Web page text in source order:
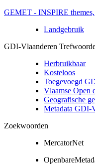
GEMET - INSPIRE
Landgebruik
GDI-Vlaanderen
Herbruikbaar
Kosteloos
Toegevoegd
Vlaamse Open
Geografische
Metadata GDI-
Zoekwoorden
MercatorNet